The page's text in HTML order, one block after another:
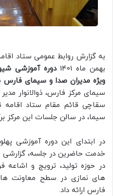
بهمن ماه 1401
دوره آموزشی
ویژه مدیران صدا و سیمای فارس
سیمای مرکز فارس، ذوالانوار
سقاچی قائم مقام ستاد اقامه
سیما، در سالن جلسات این مرکز
در ابتدای این دوره آموزشی
خدمت حاضرین در جلسه، گزارشی
در حوزه تولید، ترویج و اشاعه
های نمازی در سطح معاونت
فارس ارائه داد.